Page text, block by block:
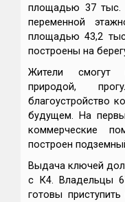
площадью 37 тыс.
переменной
площадью 43,2
построены на
Жители смогут
природой,
благоустройство
будущем. На
коммерческие
построен
Выдача ключей
с К4. Владельцы
готовы